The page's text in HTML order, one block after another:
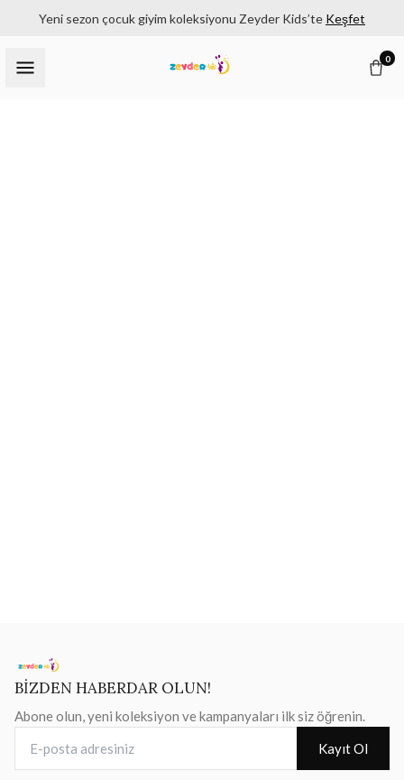
Yeni sezon çocuk giyim koleksiyonu Zeyder Kids’te Keşfet
0
BİZDEN HABERDAR OLUN!
Abone olun, yeni koleksiyon ve kampanyaları ilk siz öğrenin.
Kayıt Ol